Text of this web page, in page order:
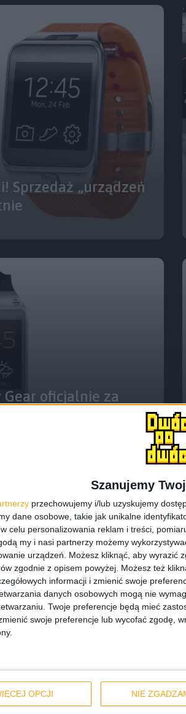
Szanujemy
przechowujemy i/lub uzyskujemy
dane osobowe, takie jak unikalne
celu personalizowania reklam i treści,
my i nasi partnerzy możemy
urządzeń. Możesz kliknąć, aby wyrazić
zgodnie z opisem powyżej. Możesz też
informacji i zmienić swoje
danych osobowych mogą nie
Twoje preferencje będą mieć
swoje preferencje lub wycofać zgodę,
OPCJI NIE
Sprzedaż „urządzeń
Gear oficjalnie za
Gear 2, Gear 2
Gear?